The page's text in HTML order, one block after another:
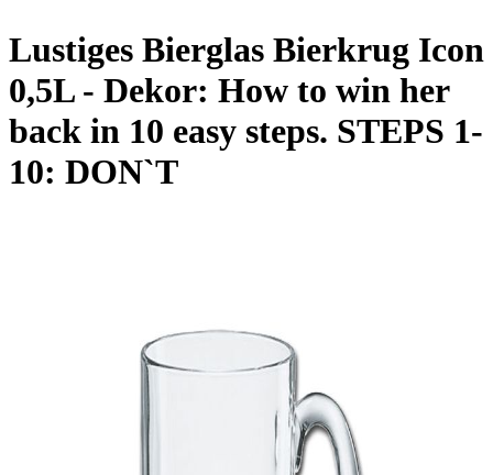
Lustiges Bierglas Bierkrug Icon
0,5L - Dekor: How to win her
back in 10 easy steps. STEPS 1-
10: DON`T